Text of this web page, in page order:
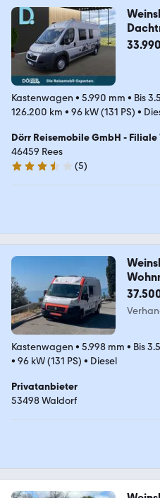
Kastenwagen • 5.990 mm • Bis
126.200 km • 96 kW (131 PS) •
Dörr Reisemobile GmbH - Filiale
46459 Rees
3.7 Sterne
(5)
Kastenwagen • 5.998 mm • Bis
• 96 kW (131 PS) • Diesel
Privatanbieter
53498 Waldorf